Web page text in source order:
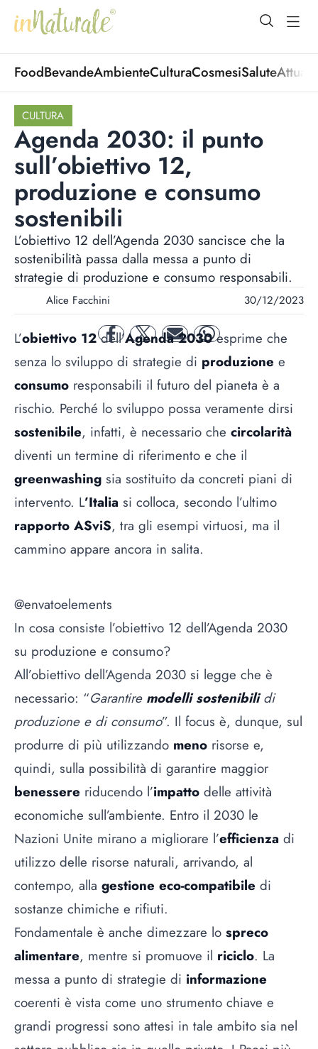
open
FoodBevandeAmbienteCulturaCosmesiSalute
CULTURA
Agenda 2030: il punto
sull’obiettivo 12,
produzione e consumo
sostenibili
L’obiettivo 12 dell’Agenda 2030 sancisce che la
sostenibilità passa dalla messa a punto di
strategie di produzione e consumo responsabili.
Alice Facchini 30/12/2023
facebooktwitter mail whatsapp
L’obiettivo 12dell’Agenda 2030esprime che
senza lo sviluppo di strategie di produzione e
consumo responsabili il futuro del pianeta è a
rischio. Perché lo sviluppo possa veramente dirsi
sostenibile, infatti, è necessario che circolarità
diventi un termine di riferimento e che il
greenwashing sia sostituito da concreti piani di
intervento. L’Italia si colloca, secondo l’ultimo
rapporto ASviS, tra gli esempi virtuosi, ma il
cammino appare ancora in salita.
@envatoelements
In cosa consiste l’obiettivo 12 dell’Agenda 2030
su produzione e consumo?
All’obiettivo dell’Agenda 2030 si legge che è
necessario: “Garantire modelli sostenibilidi
produzione e di consumo”. Il focus è, dunque, sul
produrre di più utilizzando meno risorse e,
quindi, sulla possibilità di garantire maggior
benessere riducendo l’impatto delle attività
economiche sull’ambiente. Entro il 2030 le
Nazioni Unite mirano a migliorare l’efficienza di
utilizzo delle risorse naturali, arrivando, al
contempo, alla gestione eco-compatibile di
sostanze chimiche e rifiuti.
Fondamentale è anche dimezzare lo spreco
alimentare, mentre si promuove il riciclo. La
messa a punto di strategie di informazione
coerenti è vista come uno strumento chiave e
grandi progressi sono attesi in tale ambito sia nel